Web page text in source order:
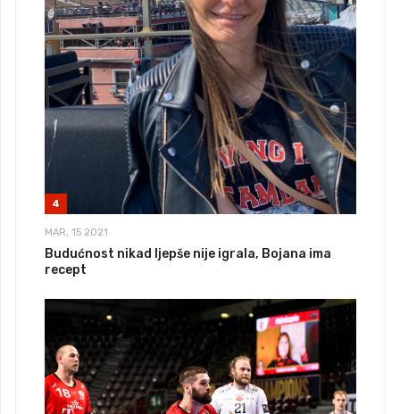
4
MAR, 15 2021
Budućnost nikad ljepše nije igrala, Bojana ima
recept